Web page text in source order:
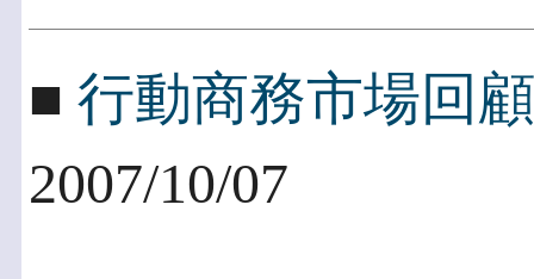
■ 行動商務市場回
2007/10/07